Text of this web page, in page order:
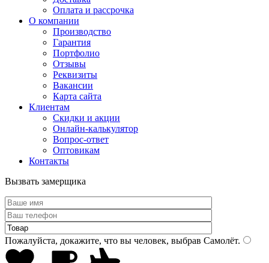
Оплата и рассрочка
О компании
Производство
Гарантия
Портфолио
Отзывы
Реквизиты
Вакансии
Карта сайта
Клиентам
Скидки и акции
Онлайн-калькулятор
Вопрос-ответ
Оптовикам
Контакты
Вызвать замерщика
Пожалуйста, докажите, что вы человек, выбрав Самолёт.